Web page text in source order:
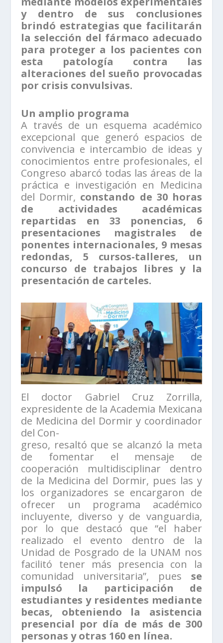
y dentro de sus conclusiones
brindó estrategias que facilitarán
la selección del fármaco adecuado
para proteger a los pacientes con
esta patología contra las
alteraciones del sueño provocadas
por crisis convulsivas.
Un amplio programa
A través de un esquema académico
excepcional que generó espacios de
convivencia e intercambio de ideas y
conocimientos entre profesionales, el
Congreso abarcó todas las áreas de la
práctica e investigación en Medicina
del Dormir, constando de 30 horas
de actividades académicas
repartidas en 33 ponencias, 6
presentaciones magistrales de
ponentes internacionales, 9 mesas
redondas, 5 cursos-talleres, un
concurso de trabajos libres y la
presentación de carteles.
El doctor Gabriel Cruz Zorrilla,
expresidente de la Academia Mexicana
de Medicina del Dormir y coordinador
del Con-
greso, resaltó que se alcanzó la meta
de fomentar el mensaje de
cooperación multidisciplinar dentro
de la Medicina del Dormir, pues las y
los organizadores se encargaron de
ofrecer un programa académico
incluyente, diverso y de vanguardia,
por lo que destacó que “el haber
realizado el evento dentro de la
Unidad de Posgrado de la UNAM nos
facilitó tener más presencia con la
comunidad universitaria”, pues se
impulsó la participación de
estudiantes y residentes mediante
becas, obteniendo la asistencia
presencial por día de más de 300
personas y otras 160 en línea.